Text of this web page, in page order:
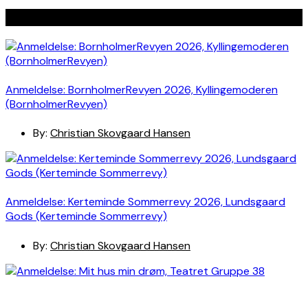
Anmeldelse: BornholmerRevyen 2026, Kyllingemoderen
(BornholmerRevyen)
By: Christian Skovgaard Hansen
Anmeldelse: Kerteminde Sommerrevy 2026, Lundsgaard
Gods (Kerteminde Sommerrevy)
By: Christian Skovgaard Hansen